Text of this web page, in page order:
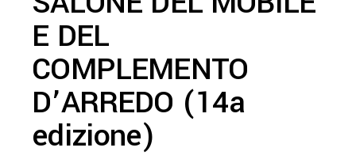
E DEL
COMPLEMENTO
D’ARREDO (14a
edizione)